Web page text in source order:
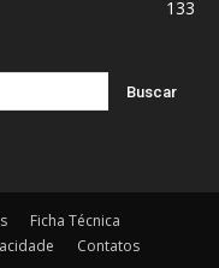
133
Ficha Técnica
Contatos